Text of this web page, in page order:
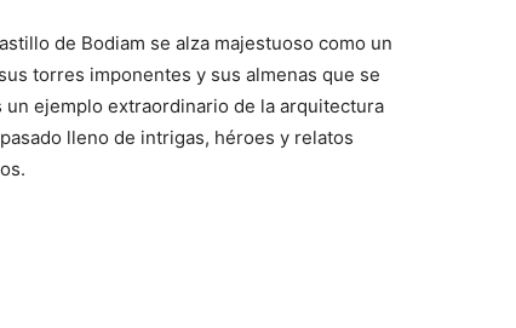
de Bodiam se alza majestuoso como un
torres imponentes y sus almenas que se
ejemplo extraordinario de la arquitectura
lleno de intrigas, héroes y relatos